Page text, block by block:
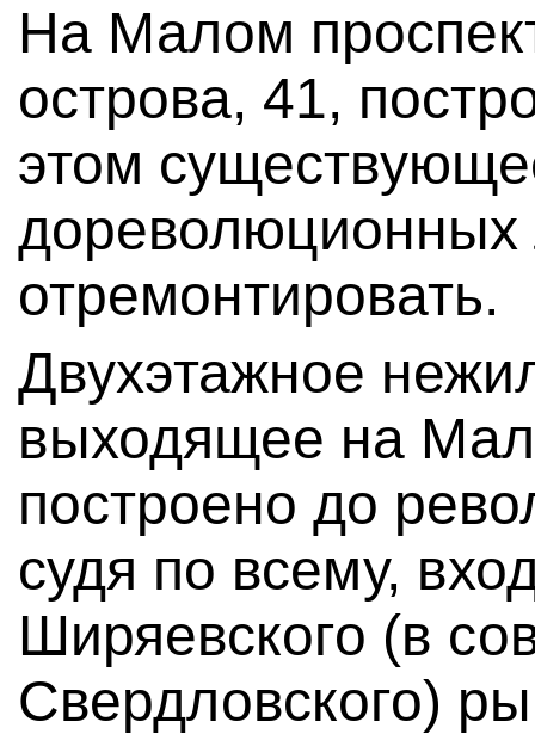
На Малом
острова, 41,
этом
дореволюционных
отремонтировать.
Двухэтажное
выходящее на
построено до
судя по всему,
Ширяевского (в
Свердловского)